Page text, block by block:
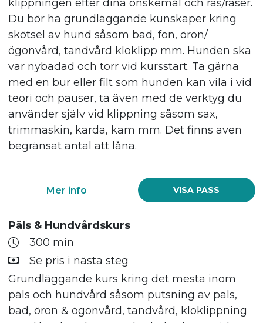
klippningen efter dina önskemål och ras/raser.
Du bör ha grundläggande kunskaper kring
skötsel av hund såsom bad, fön, öron/
ögonvård, tandvård kloklipp mm. Hunden ska
var nybadad och torr vid kursstart. Ta gärna
med en bur eller filt som hunden kan vila i vid
teori och pauser, ta även med de verktyg du
använder själv vid klippning såsom sax,
trimmaskin, karda, kam mm. Det finns även
begränsat antal att låna.
VISA PASS
Mer info
Päls & Hundvårdskurs
300 min
Se pris i nästa steg
Grundläggande kurs kring det mesta inom
päls och hundvård såsom putsning av päls,
bad, öron & ögonvård, tandvård, kloklippning